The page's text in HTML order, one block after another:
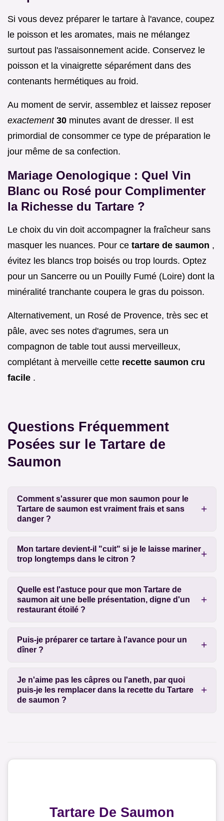
Si vous devez préparer le tartare à l'avance, coupez
le poisson et les aromates, mais ne mélangez
surtout pas l'assaisonnement acide. Conservez le
poisson et la vinaigrette séparément dans des
contenants hermétiques au froid.
Au moment de servir, assemblez et laissez reposer
exactement 30 minutes avant de dresser. Il est
primordial de consommer ce type de préparation le
jour même de sa confection.
Mariage Oenologique : Quel Vin
Blanc ou Rosé pour Complimenter
la Richesse du Tartare ?
Le choix du vin doit accompagner la fraîcheur sans
masquer les nuances. Pour ce tartare de saumon ,
évitez les blancs trop boisés ou trop lourds. Optez
pour un Sancerre ou un Pouilly Fumé (Loire) dont la
minéralité tranchante coupera le gras du poisson.
Alternativement, un Rosé de Provence, très sec et
pâle, avec ses notes d'agrumes, sera un
compagnon de table tout aussi merveilleux,
complétant à merveille cette recette saumon cru
facile .
Questions Fréquemment
Posées sur le Tartare de
Saumon
Comment s'assurer que mon saumon pour le
Tartare de saumon est vraiment frais et sans
danger ?
Mon tartare devient-il "cuit" si je le laisse mariner
trop longtemps dans le citron ?
Quelle est l'astuce pour que mon Tartare de
saumon ait une belle présentation, digne d'un
restaurant étoilé ?
Puis-je préparer ce tartare à l'avance pour un
dîner ?
Je n'aime pas les câpres ou l'aneth, par quoi
puis-je les remplacer dans la recette du Tartare
de saumon ?
Tartare De Saumon